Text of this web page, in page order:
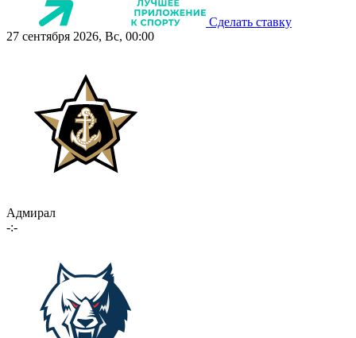
Сделать ставку
27 сентября 2026, Вс, 00:00
Адмирал
-:-